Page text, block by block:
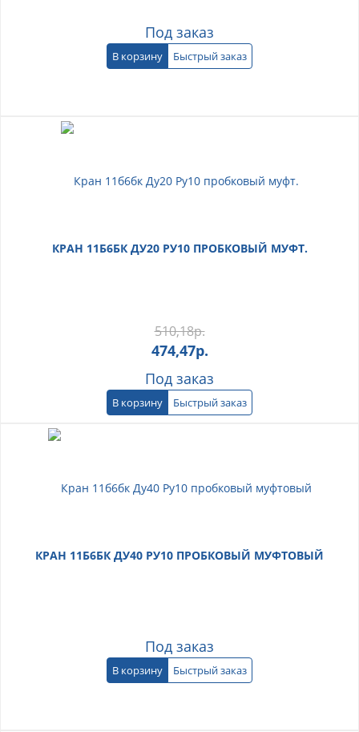
Под заказ
В корзину Быстрый заказ
КРАН 11Б6БК ДУ20 РУ10 ПРОБКОВЫЙ МУФТ.
510,18р.
474,47р.
Под заказ
В корзину Быстрый заказ
КРАН 11Б6БК ДУ40 РУ10 ПРОБКОВЫЙ МУФТОВЫЙ
Под заказ
В корзину Быстрый заказ